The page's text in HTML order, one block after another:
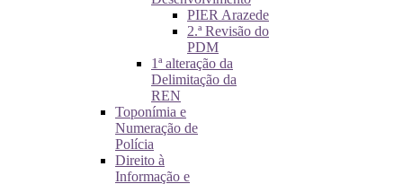
PIER Arazede
2.ª Revisão do
PDM
1ª alteração da
Delimitação da
REN
Toponímia e
Numeração de
Polícia
Direito à
Informação e